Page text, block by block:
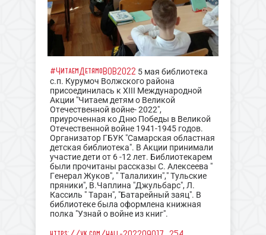
#ЧитаемДетямоВОВ2022 5 мая библиотека
с.п. Курумоч Волжского района
присоединилась к XIII Международной
Акции "Читаем детям о Великой
Отечественной войне- 2022",
приуроченная ко Дню Победы в Великой
Отечественной войне 1941-1945 годов.
Организатор ГБУК "Самарская областная
детская библиотека". В Акции принимали
участие дети от 6 -12 лет. Библиотекарем
были прочитаны рассказы С. Алексеева "
Генерал Жуков", " Талалихин"," Тульские
пряники", В.Чаплина "Джульбарс", Л.
Кассиль " Таран", "Батарейный заяц". В
библиотеке была оформлена книжная
полка "Узнай о войне из книг".